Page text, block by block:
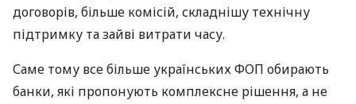
договорів, більше комісій, складнішу технічну
підтримку та зайві витрати часу.
Саме тому все більше українських ФОП обирають
банки, які пропонують комплексне рішення, а не